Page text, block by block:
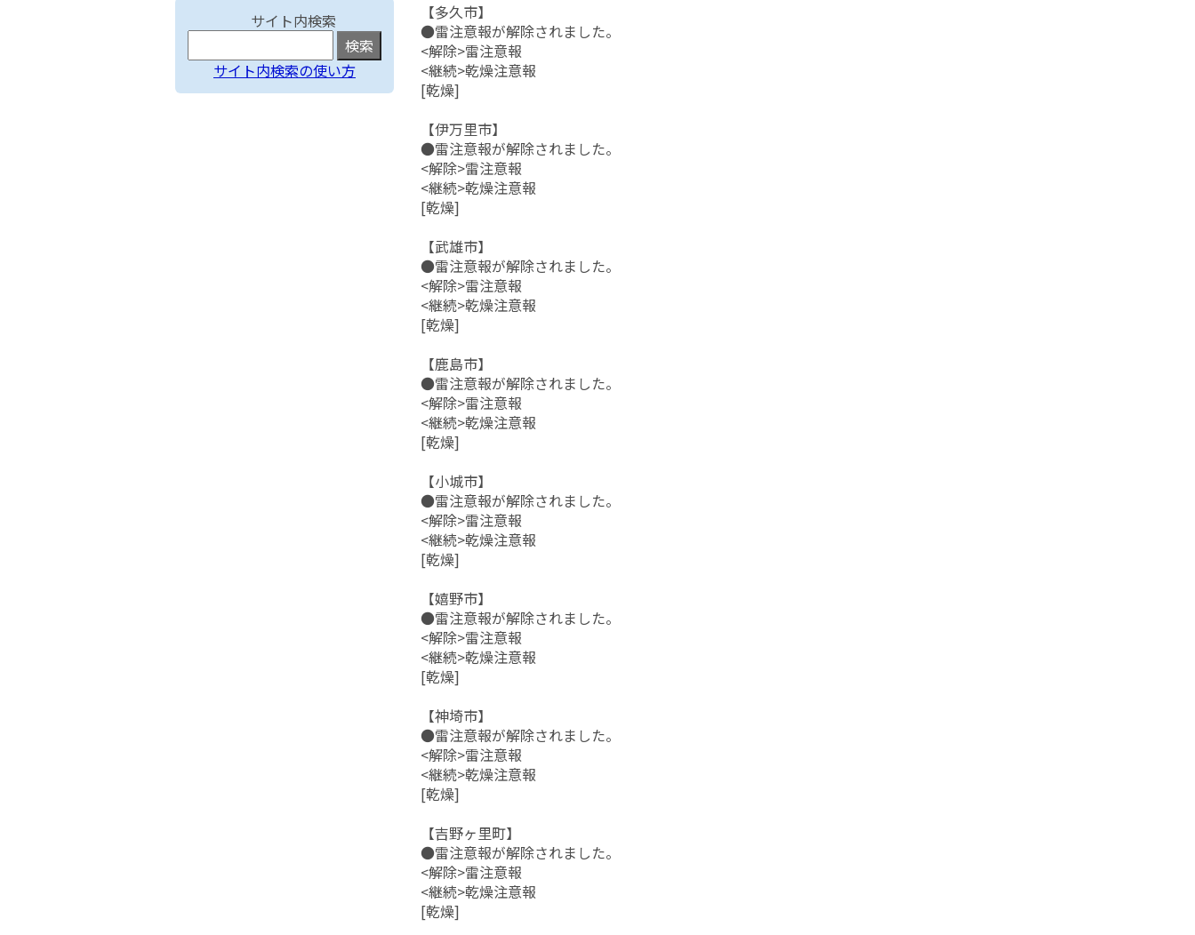
【多久市】
●雷注意報が解除されました。
<解除>雷注意報
<継続>乾燥注意報
[乾燥]
【伊万里市】
●雷注意報が解除されました。
<解除>雷注意報
<継続>乾燥注意報
[乾燥]
【武雄市】
●雷注意報が解除されました。
<解除>雷注意報
<継続>乾燥注意報
[乾燥]
【鹿島市】
●雷注意報が解除されました。
<解除>雷注意報
<継続>乾燥注意報
[乾燥]
【小城市】
●雷注意報が解除されました。
<解除>雷注意報
<継続>乾燥注意報
[乾燥]
【嬉野市】
●雷注意報が解除されました。
<解除>雷注意報
<継続>乾燥注意報
[乾燥]
【神埼市】
●雷注意報が解除されました。
<解除>雷注意報
<継続>乾燥注意報
[乾燥]
【吉野ヶ里町】
●雷注意報が解除されました。
<解除>雷注意報
<継続>乾燥注意報
[乾燥]
サイト内検索
サイト内検索の使い方